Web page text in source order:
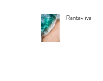
Rantaviiva